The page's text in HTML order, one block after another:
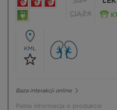
CIĄŻA
KML
Baza interakcji online
Pełna informacja o produkcie